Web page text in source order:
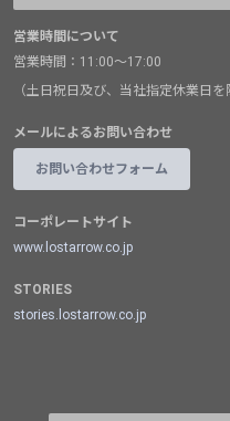
営業時間について
営業時間：11:00～17:00
（土日祝日及び、当社指定休業日を
メールによるお問い合わせ
お問い合わせフォーム
コーポレートサイト
www.lostarrow.co.jp
STORIES
stories.lostarrow.co.jp